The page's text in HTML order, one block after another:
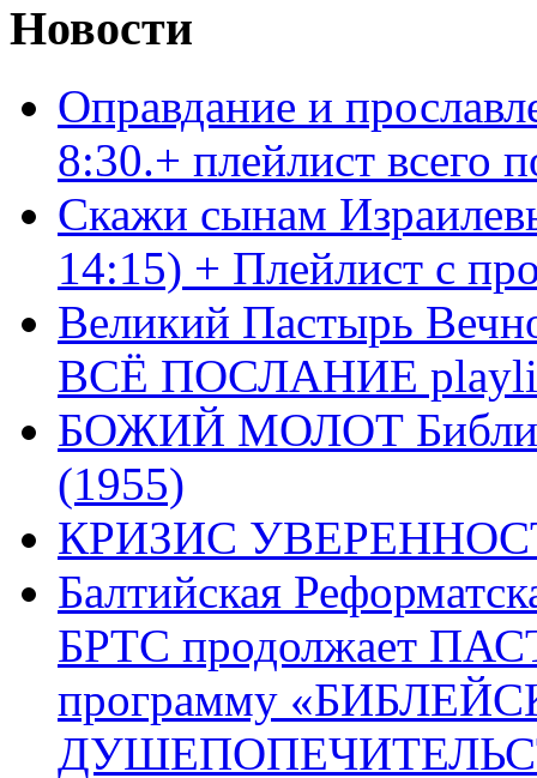
Новости
Оправдание и
8:30.+ плейлист
Скажи сынам
14:15) + Плейлист с
Великий Пастырь
ВСЁ ПОСЛАНИЕ
БОЖИЙ МОЛОТ Библия
(1955)
КРИЗИС
Балтийская
БРТС продолжает
программу